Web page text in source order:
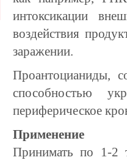
интоксикации
воздействия
заражении.
Проантоцианиды,
способностью
периферическое
Применение
Принимать по 1-2